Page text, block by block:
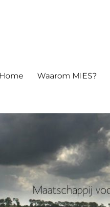
Home Waarom MIES?